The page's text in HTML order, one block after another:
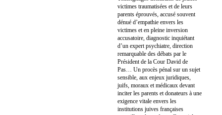
victimes traumatisées et de leurs
parents éprouvés, accusé souvent
dénué d’empathie envers les
victimes et en pleine inversion
accusatoire, diagnostic inquiétant
d’un expert psychiatre, direction
remarquable des débats par le
Président de la Cour David de
Pas… Un procès pénal sur un sujet
sensible, aux enjeux juridiques,
juifs, moraux et médicaux devant
inciter les parents et donateurs à une
exigence vitale envers les
institutions juives françaises